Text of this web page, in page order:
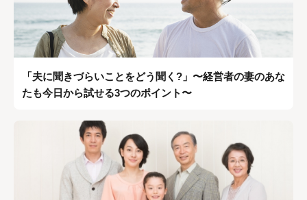
「夫に聞きづらいことをどう聞く?」〜経営者の妻のあな
たも今日から試せる3つのポイント〜